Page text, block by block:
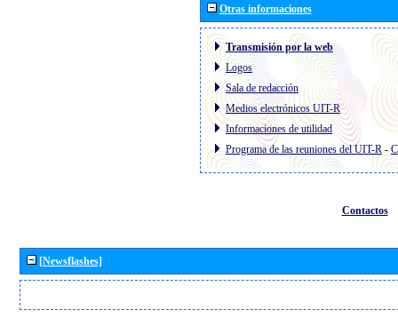
Otras informaciones
Transmisión por la web
Logos
Sala de redacción
Medios electrónicos UIT-R
Informaciones de utilidad
Programa de las reuniones del UIT-R-
Contactos
[Newsflashes]